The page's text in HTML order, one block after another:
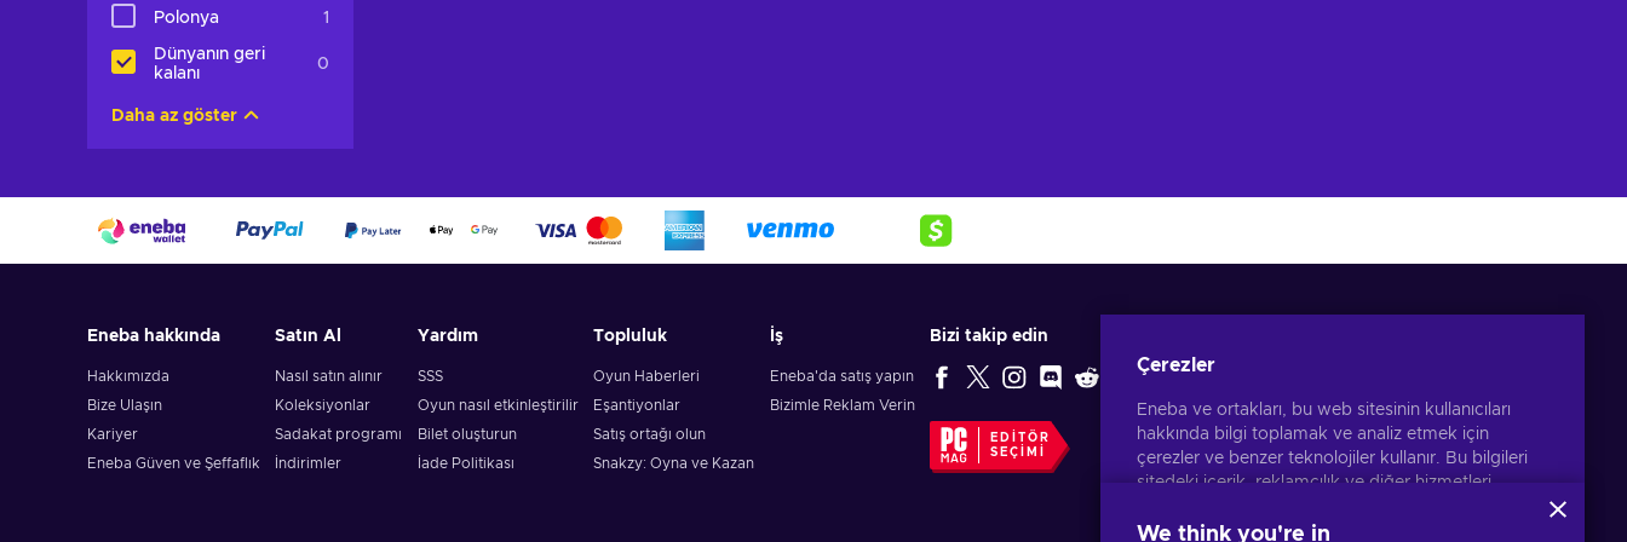
Polonya 1
Dünyanın geri
kalanı
0
Daha az göster
Eneba hakkında
Hakkımızda
Bize Ulaşın
Kariyer
Eneba Güven ve Şeffaflık
Satın Al
Nasıl satın alınır
Koleksiyonlar
Sadakat programı
İndirimler
Yardım
SSS
Oyun nasıl etkinleştirilir
Bilet oluşturun
İade Politikası
Topluluk
Oyun Haberleri
Eşantiyonlar
Satış ortağı olun
Snakzy: Oyna ve Kazan
İş
Eneba'da satış yapın
Bizimle Reklam Verin
Bizi takip edin
EDITÖR
SEÇIMI
Çerezler
Eneba ve ortakları, bu web sitesinin kullanıcıları
hakkında bilgi toplamak ve analiz etmek için
çerezler ve benzer teknolojiler kullanır. Bu bilgileri
sitedeki içerik, reklamcılık ve diğer hizmetleri
reklam kişiselleştirmesi için de kullanılabilir.
We think you're in